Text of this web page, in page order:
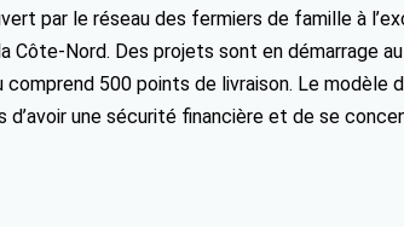
par le réseau des fermiers de famille à
Côte-Nord. Des projets sont en démarrage
500 points de livraison. Le modèle
une sécurité financière et de se